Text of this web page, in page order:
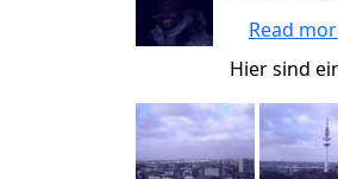
Read
Hier sind